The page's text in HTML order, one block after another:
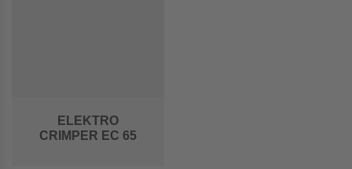
ELEKTRO
CRIMPER EC 65